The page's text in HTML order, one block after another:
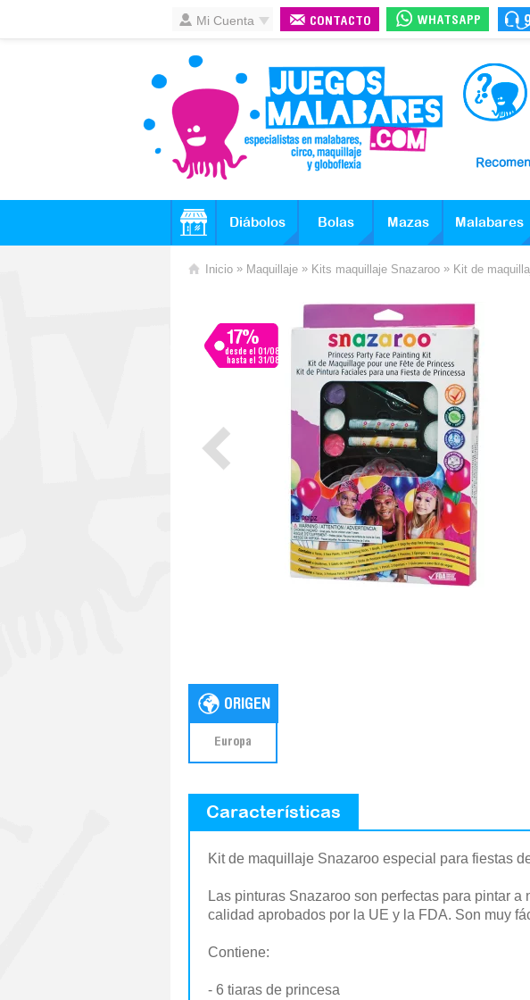
Mi Cuenta CONTACTO WHATSAPP
Diábolos Bolas Mazas Malabares
Inicio » Maquillaje » Kits maquillaje Snazaroo » Kit de
17%
desde el 01/08
hasta el 31/08
Europa
Características
Kit de maquillaje Snazaroo especial para fiestas
Las pinturas Snazaroo son perfectas para pintar
calidad aprobados por la UE y la FDA. Son muy
Contiene:
- 6 tiaras de princesa